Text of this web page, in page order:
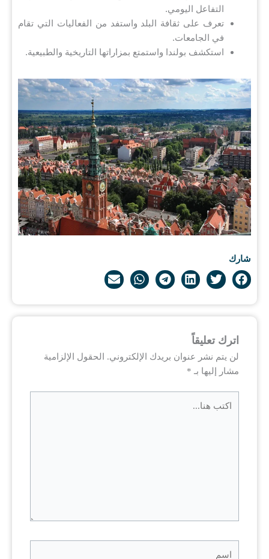
التفاعل اليومي.
تعرف على ثقافة البلد واستفد من الفعاليات التي تقام
في الجامعات.
استكشف بولندا واستمتع بمزاراتها التاريخية والطبيعية.
شارك
اترك تعليقاً
لن يتم نشر عنوان بريدك الإلكتروني.
الحقول الإلزامية
مشار إليها بـ *
هنا...